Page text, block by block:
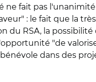
fait pas
: le fait que la
RSA, la
"de
dans des